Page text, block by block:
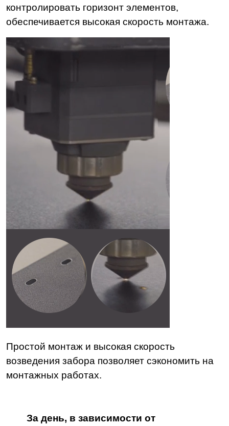
контролировать горизонт элементов,
обеспечивается высокая скорость монтажа.
Простой монтаж и высокая скорость
возведения забора позволяет сэкономить на
монтажных работах.
За день, в зависимости от